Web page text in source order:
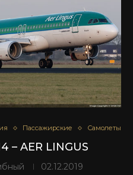
Пассажирские Самолеты
– AER LINGUS
02.12.2019